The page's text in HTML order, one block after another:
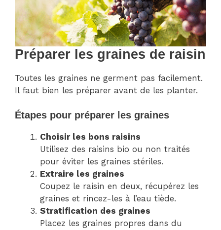
Préparer les graines de raisin
Toutes les graines ne germent pas facilement.
Il faut bien les préparer avant de les planter.
Étapes pour préparer les graines
Choisir les bons raisins
Utilisez des raisins bio ou non traités
pour éviter les graines stériles.
Extraire les graines
Coupez le raisin en deux, récupérez les
graines et rincez-les à l’eau tiède.
Stratification des graines
Placez les graines propres dans du